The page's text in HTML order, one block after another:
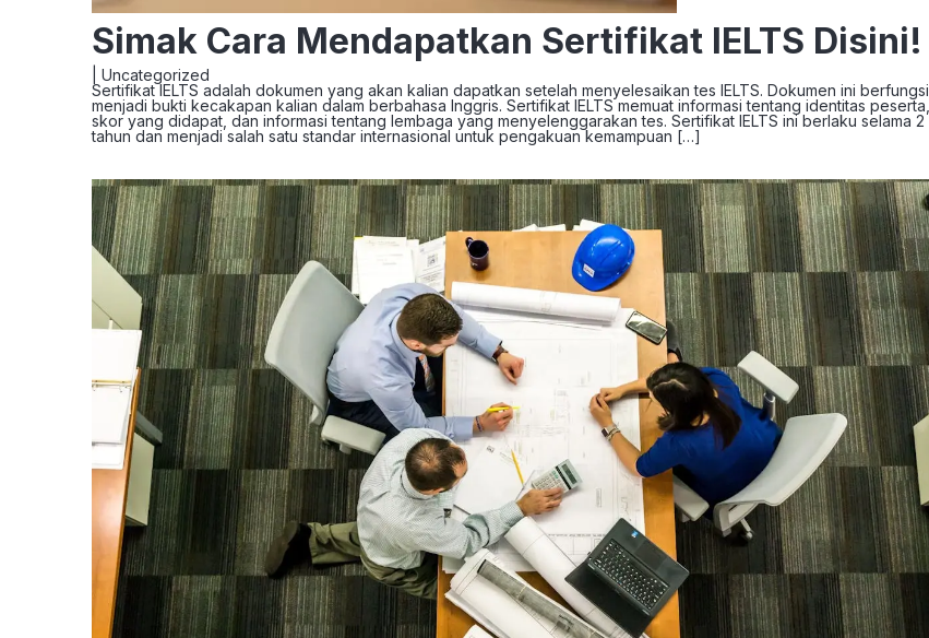
Simak Cara Mendapatkan Sertifikat IELTS Disini!
Uncategorized
Sertifikat IELTS adalah dokumen yang akan kalian dapatkan setelah menyelesaikan tes IELTS. Dokumen ini berfungsi
menjadi bukti kecakapan kalian dalam berbahasa Inggris. Sertifikat IELTS memuat informasi tentang identitas peserta,
skor yang didapat, dan informasi tentang lembaga yang menyelenggarakan tes. Sertifikat IELTS ini berlaku selama 2
tahun dan menjadi salah satu standar internasional untuk pengakuan kemampuan […]